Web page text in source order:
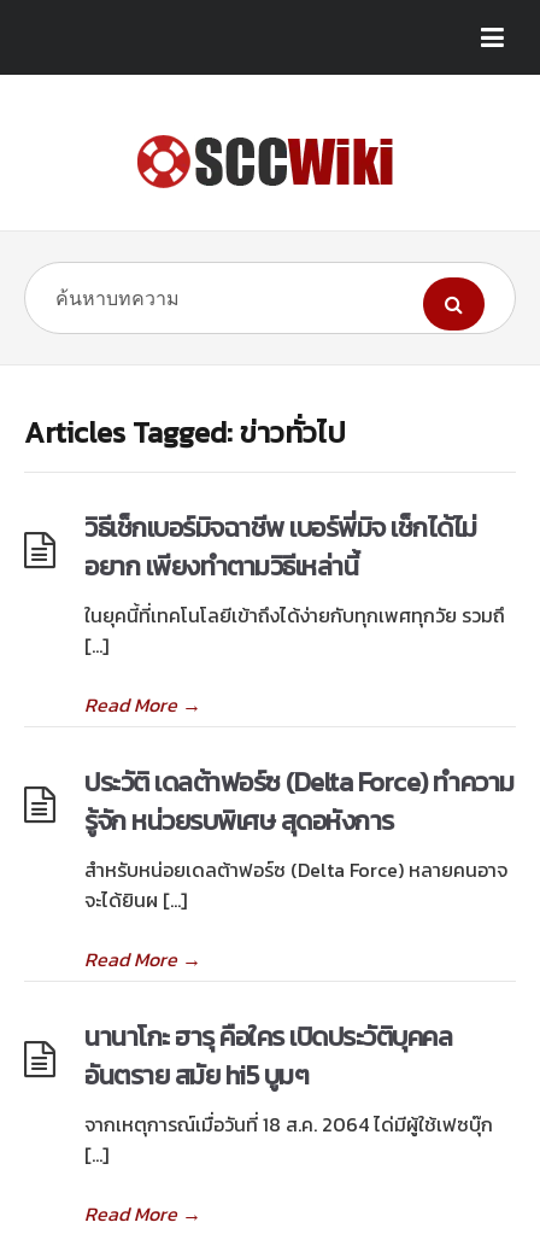
Articles Tagged: ข่าวทั่วไป
วิธีเช็กเบอร์มิจฉาชีพ เบอร์พี่มิจ เช็กได้ไม่
อยาก เพียงทำตามวิธีเหล่านี้
ในยุคนี้ที่เทคโนโลยีเข้าถึงได้ง่ายกับทุกเพศทุกวัย รวมถึ
[…]
Read More→
ประวัติ เดลต้าฟอร์ซ (Delta Force) ทำความ
รู้จัก หน่วยรบพิเศษ สุดอหังการ
สำหรับหน่อยเดลต้าฟอร์ซ (Delta Force) หลายคนอาจ
จะได้ยินผ […]
Read More→
นานาโกะ ฮารุ คือใคร เปิดประวัติบุคคล
อันตราย สมัย hi5 บูมๆ
จากเหตุการณ์เมื่อวันที่ 18 ส.ค. 2064 ได่มีผู้ใช้เฟซบุ๊ก
[…]
Read More→